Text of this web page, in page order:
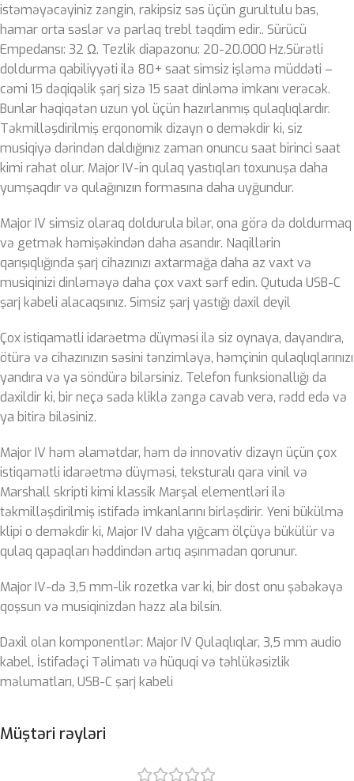
istəməyəcəyiniz zəngin, rakipsiz səs üçün gurultulu bas,
hamar orta səslər və parlaq trebl təqdim edir.. Sürücü
Empedansı: 32 Ω. Tezlik diapazonu: 20-20.000 Hz.Sürətli
doldurma qabiliyyəti ilə 80+ saat simsiz işləmə müddəti –
cəmi 15 dəqiqəlik şarj sizə 15 saat dinləmə imkanı verəcək.
Bunlar həqiqətən uzun yol üçün hazırlanmış qulaqlıqlardır.
Təkmilləşdirilmiş erqonomik dizayn o deməkdir ki, siz
musiqiyə dərindən daldığınız zaman onuncu saat birinci saat
kimi rahat olur. Major IV-in qulaq yastıqları toxunuşa daha
yumşaqdır və qulağınızın formasına daha uyğundur.
Major IV simsiz olaraq doldurula bilər, ona görə də doldurmaq
və getmək həmişəkindən daha asandır. Naqillərin
qarışıqlığında şarj cihazınızı axtarmağa daha az vaxt və
musiqinizi dinləməyə daha çox vaxt sərf edin. Qutuda USB-C
şarj kabeli alacaqsınız. Simsiz şarj yastığı daxil deyil
Çox istiqamətli idarəetmə düyməsi ilə siz oynaya, dayandıra,
ötürə və cihazınızın səsini tənzimləyə, həmçinin qulaqlıqlarınızı
yandıra və ya söndürə bilərsiniz. Telefon funksionallığı da
daxildir ki, bir neçə sadə kliklə zəngə cavab verə, rədd edə və
ya bitirə biləsiniz.
Major IV həm əlamətdar, həm də innovativ dizayn üçün çox
istiqamətli idarəetmə düyməsi, teksturalı qara vinil və
Marshall skripti kimi klassik Marşal elementləri ilə
təkmilləşdirilmiş istifadə imkanlarını birləşdirir. Yeni bükülmə
klipi o deməkdir ki, Major IV daha yığcam ölçüyə bükülür və
qulaq qapaqları həddindən artıq aşınmadan qorunur.
Major IV-də 3,5 mm-lik rozetka var ki, bir dost onu şəbəkəyə
qoşsun və musiqinizdən həzz ala bilsin.
Daxil olan komponentlər: Major IV Qulaqlıqlar, 3,5 mm audio
kabel, İstifadəçi Təlimatı və hüquqi və təhlükəsizlik
məlumatları, USB-C şarj kabeli
Müştəri rəyləri